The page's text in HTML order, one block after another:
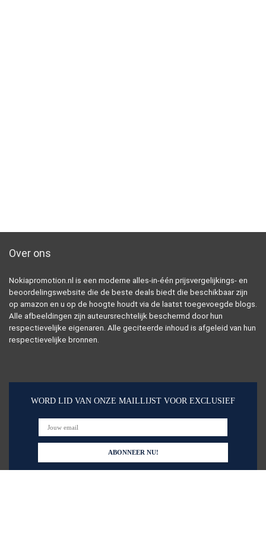
Over ons
Nokiapromotion.nl is een moderne alles-in-één prijsvergelijkings- en
beoordelingswebsite die de beste deals biedt die beschikbaar zijn
op amazon en u op de hoogte houdt via de laatst toegevoegde blogs.
Alle afbeeldingen zijn auteursrechtelijk beschermd door hun
respectievelijke eigenaren. Alle geciteerde inhoud is afgeleid van hun
respectievelijke bronnen.
WORD LID VAN ONZE MAILLIJST VOOR EXCLUSIEF